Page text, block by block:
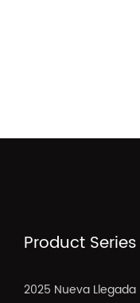
Product Series
2025 Nueva Llegada